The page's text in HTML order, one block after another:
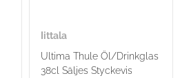
Iittala
Ultima Thule Öl/Drinkglas
38cl Säljes Styckevis